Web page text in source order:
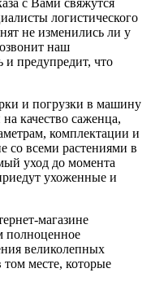
логистического
не изменились ли у
наш
предупредит, что
и погрузки в машину
качество саженца,
комплектации и
со всеми растениями в
уход до момента
ухоженные и
магазине
полноценное
великолепных
месте, которые